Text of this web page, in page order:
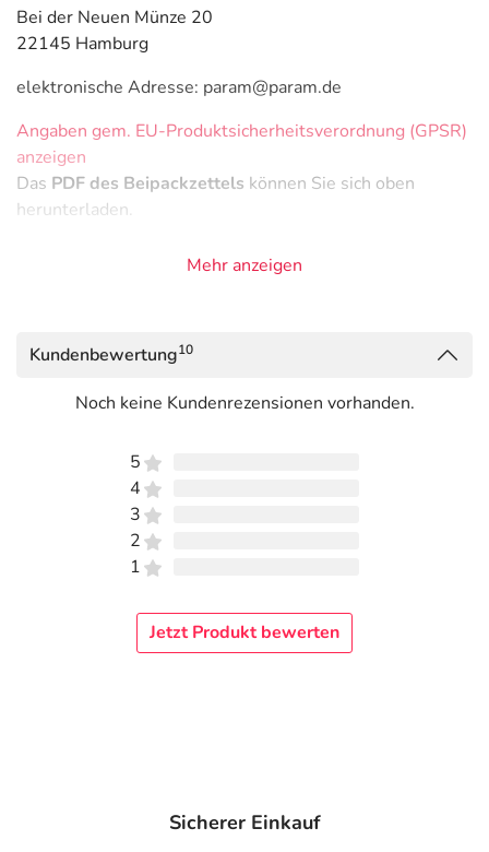
Bei der Neuen Münze 20
22145 Hamburg
elektronische Adresse: param@param.de
Angaben gem. EU-Produktsicherheitsverordnung (GPSR)
anzeigen
Das PDF des Beipackzettels können Sie sich oben
herunterladen.
Mehr anzeigen
Kundenbewertung10
Noch keine Kundenrezensionen vorhanden.
5
4
3
2
1
Jetzt Produkt bewerten
Sicherer Einkauf